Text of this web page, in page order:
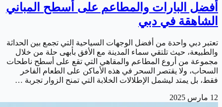
أفضل البارات والمطاعم على أسطح المباني
الشاهقة في دبي
تعتبر دبي واحدة من أفضل الوجهات السياحية التي تجمع بين الحداثة
والطبيعة، حيث تلتقي سماء المدينة مع الأفق بأبهى حلة من خلال
مجموعة من أروع المطاعم والمقاهي التي تقع على أسطح ناطحات
السحاب، ولا يقتصر السحر في هذه الأماكن على الطعام الفاخر
فقط، بل يمتد ليشمل الإطلالات الخلابة التي تمنح الزوار تجربة …
12 مارس 2025